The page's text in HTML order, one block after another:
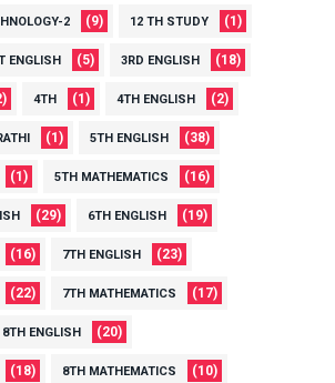
2 (9) 12 TH STUDY (1)
ENGLISH (5) 3RD ENGLISH (18)
4TH (1) 4TH ENGLISH (2)
(1) 5TH ENGLISH (38)
(1) 5TH MATHEMATICS (16)
(29) 6TH ENGLISH (19)
(16) 7TH ENGLISH (23)
(22) 7TH MATHEMATICS (17)
8TH ENGLISH (20)
(18) 8TH MATHEMATICS (10)